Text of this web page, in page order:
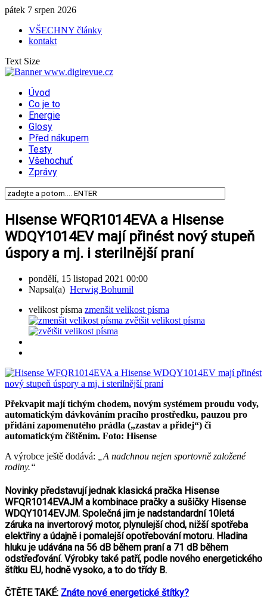
pátek 7 srpen 2026
VŠECHNY články
kontakt
Text Size
Úvod
Co je to
Energie
Glosy
Před nákupem
Testy
Všehochuť
Zprávy
Hisense WFQR1014EVA a Hisense
WDQY1014EV mají přinést nový stupeň
úspory a mj. i sterilnější praní
pondělí, 15 listopad 2021 00:00
Napsal(a) Herwig Bohumil
velikost písma zmenšit velikost písma
zvětšit velikost písma
Překvapit mají tichým chodem, novým systémem proudu vody,
automatickým dávkováním pracího prostředku, pauzou pro
přidání zapomenutého prádla („zastav a přidej“) či
automatickým čištěním. Foto: Hisense
A výrobce ještě dodává:
„A nadchnou nejen sportovně založené
rodiny.“
Novinky představují jednak klasická pračka Hisense
WFQR1014EVAJM a kombinace pračky a sušičky Hisense
WDQY1014EVJM. Společná jim je nadstandardní 10letá
záruka na invertorový motor, plynulejší chod, nižší spotřeba
elektřiny a údajně i pomalejší opotřebování motoru. Hladina
hluku je udávána na 56 dB během praní a 71 dB během
odstřeďování. Výrobky také patří, podle nového energetického
štítku EU, hodně vysoko, a to do třídy B.
ČTĚTE TAKÉ: Znáte nové energetické štítky?